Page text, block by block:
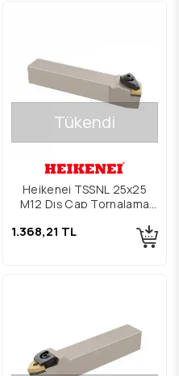
Tükendi
Heikenei TSSNL 25x25
M12 Dış Çap Tornalama
1.368,21 TL